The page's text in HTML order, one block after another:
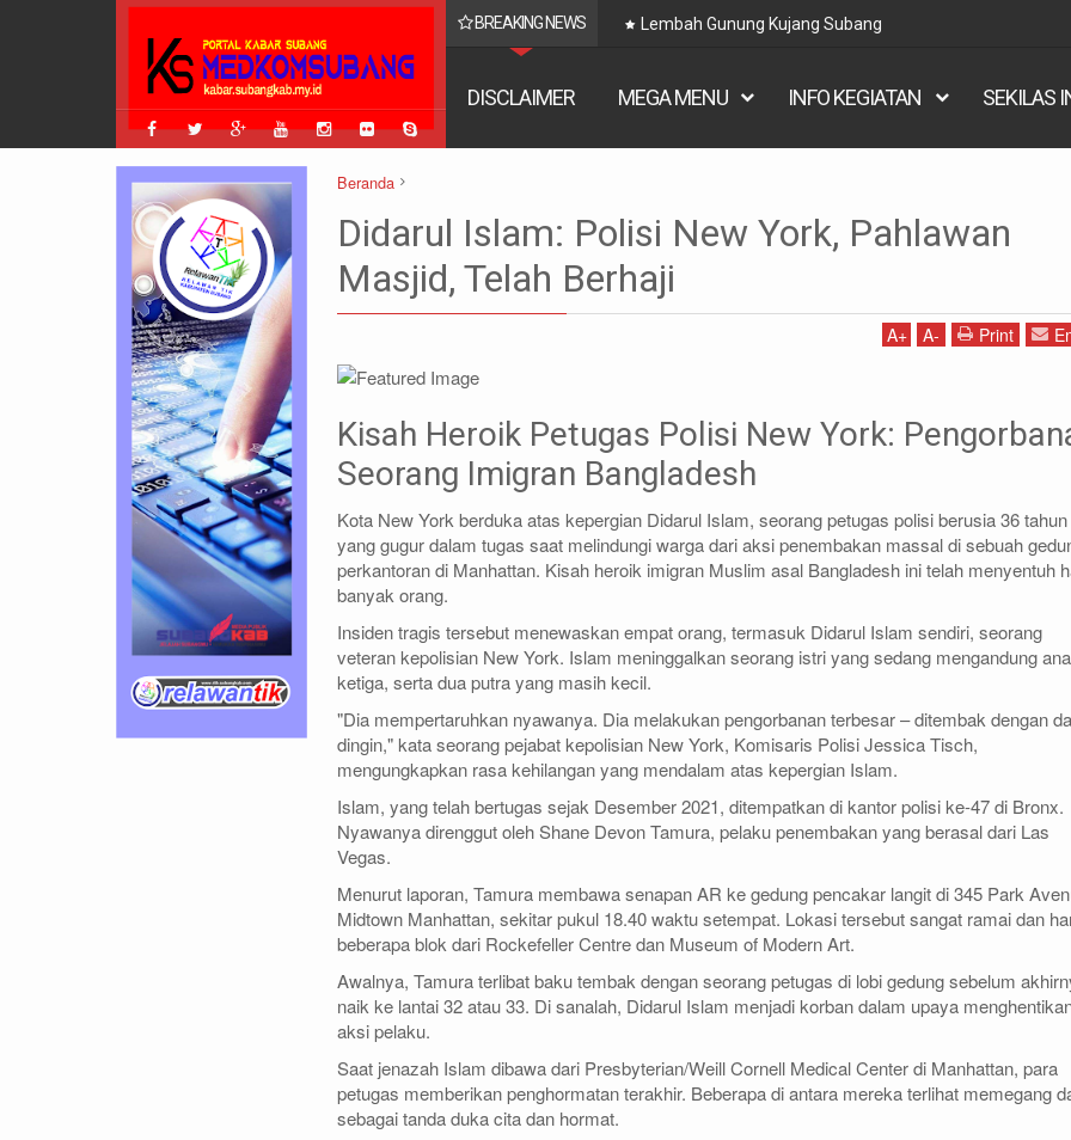
BREAKING NEWS Lembah Gunung Kujang Subang
DISCLAIMER MEGA MENU INFO KEGIATAN SEKILAS
Beranda
berita
Laporan Polisi Polisi dan Penegakan Hukum politik
Politik dan Hukum
Didarul Islam: Polisi New York, Pahlawan Masjid, Telah Berhaji
Didarul Islam: Polisi New York, Pahlawan
Masjid, Telah Berhaji
A+ A- Print
Kisah Heroik Petugas Polisi New York:
Seorang Imigran Bangladesh
Kota New York berduka atas kepergian Didarul Islam, seorang petugas polisi berusia 36 tahun
yang gugur dalam tugas saat melindungi warga dari aksi penembakan massal di sebuah
perkantoran di Manhattan. Kisah heroik imigran Muslim asal Bangladesh ini telah menyentuh
banyak orang.
Insiden tragis tersebut menewaskan empat orang, termasuk Didarul Islam sendiri, seorang
veteran kepolisian New York. Islam meninggalkan seorang istri yang sedang mengandung
ketiga, serta dua putra yang masih kecil.
"Dia mempertaruhkan nyawanya. Dia melakukan pengorbanan terbesar – ditembak dengan
dingin," kata seorang pejabat kepolisian New York, Komisaris Polisi Jessica Tisch,
mengungkapkan rasa kehilangan yang mendalam atas kepergian Islam.
Islam, yang telah bertugas sejak Desember 2021, ditempatkan di kantor polisi ke-47 di Bronx.
Nyawanya direnggut oleh Shane Devon Tamura, pelaku penembakan yang berasal dari Las
Vegas.
Menurut laporan, Tamura membawa senapan AR ke gedung pencakar langit di 345 Park
Midtown Manhattan, sekitar pukul 18.40 waktu setempat. Lokasi tersebut sangat ramai dan
beberapa blok dari Rockefeller Centre dan Museum of Modern Art.
Awalnya, Tamura terlibat baku tembak dengan seorang petugas di lobi gedung sebelum
naik ke lantai 32 atau 33. Di sanalah, Didarul Islam menjadi korban dalam upaya
aksi pelaku.
Saat jenazah Islam dibawa dari Presbyterian/Weill Cornell Medical Center di Manhattan, para
petugas memberikan penghormatan terakhir. Beberapa di antara mereka terlihat memegang
sebagai tanda duka cita dan hormat.